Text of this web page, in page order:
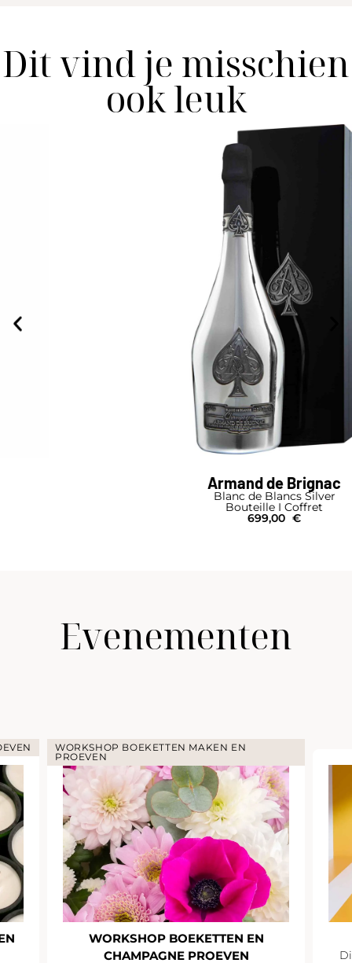
Dit vind je misschien
ook leuk
Armand de Brignac
Blanc de Blancs Silver
Evenementen
MAKEN EN
BOEKETTEN EN
SUMMER PARTY
Discussiëren en netwerken